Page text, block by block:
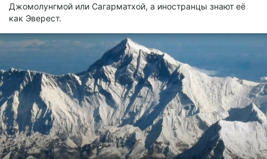
Джомолунгмой или Сагарматхой, а иностранцы знают её
как Эверест.